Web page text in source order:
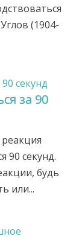
(1904-
за 90
90 секунд.
будь
или...